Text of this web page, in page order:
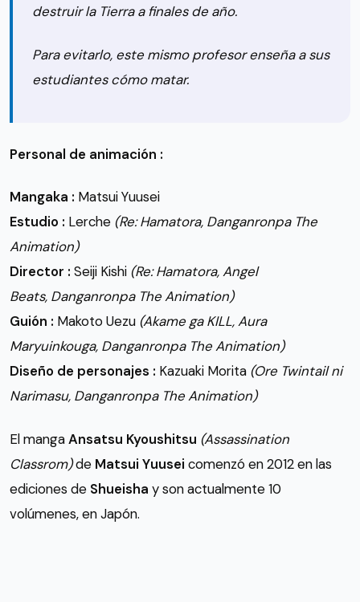
destruir la Tierra a finales de año.
Para evitarlo, este mismo profesor enseña a sus
estudiantes cómo matar.
Personal de animación :
Mangaka : Matsui Yuusei
Estudio : Lerche (Re: Hamatora, Danganronpa The
Animation)
Director : Seiji Kishi (Re: Hamatora, Angel
Beats, Danganronpa The Animation)
Guión : Makoto Uezu (Akame ga KILL, Aura
Maryuinkouga, Danganronpa The Animation)
Diseño de personajes : Kazuaki Morita (Ore Twintail ni
Narimasu, Danganronpa The Animation)
El mangaAnsatsu Kyoushitsu (Assassination
Classrom)de Matsui Yuusei comenzó en 2012 en las
ediciones de Shueisha y son actualmente 10
volúmenes, en Japón.